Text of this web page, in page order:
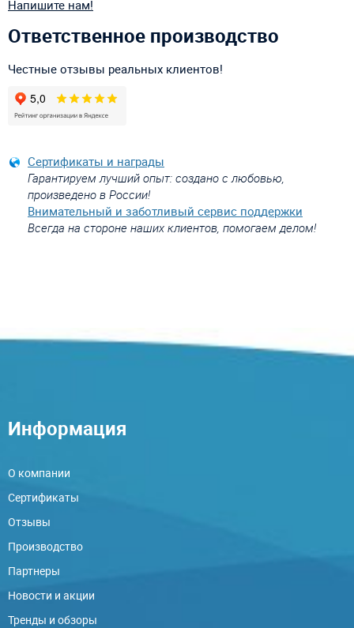
Напишите нам!
Ответственное производство
Честные отзывы реальных клиентов!
Сертификаты и награды
Гарантируем лучший опыт: создано с любовью,
произведено в России!
Внимательный и заботливый сервис поддержки
Всегда на стороне наших клиентов, помогаем делом!
Информация
О компании
Сертификаты
Отзывы
Производство
Партнеры
Новости и акции
Тренды и обзоры